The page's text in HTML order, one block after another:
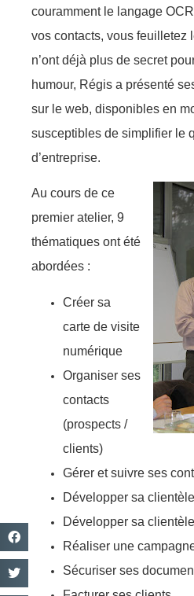
couramment le langage
vos contacts, vous feuilletez
n’ont déjà plus de secret
humour, Régis a présenté
sur le web, disponibles en
susceptibles de simplifier le
d’entreprise.
Au cours de ce
premier atelier, 9
thématiques ont été
abordées :
Créer sa
carte de visite
numérique
Organiser ses
contacts
(prospects /
clients)
Gérer et suivre ses
Développer sa
Développer sa
Réaliser une
Sécuriser ses